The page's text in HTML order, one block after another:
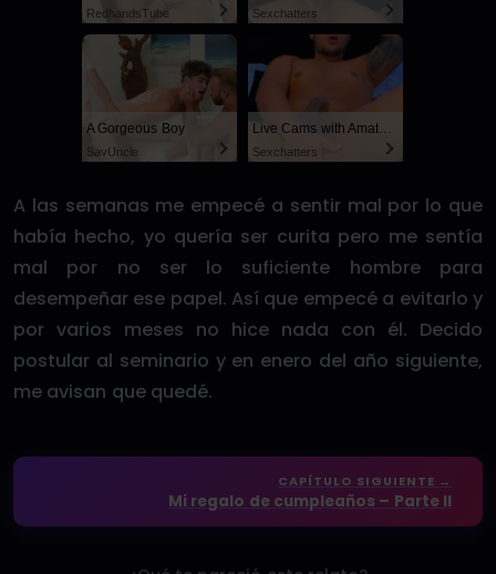
RedhandsTube Sexchatters
A Gorgeous Boy
SayUncle
Live Cams with Amateur Men
Sexchatters
A las semanas me empecé a sentir mal por lo que
había hecho, yo quería ser curita pero me sentía
mal por no ser lo suficiente hombre para
desempeñar ese papel. Así que empecé a evitarlo y
por varios meses no hice nada con él. Decido
postular al seminario y en enero del año siguiente,
me avisan que quedé.
CAPÍTULO SIGUIENTE →
Mi regalo de cumpleaños – Parte II